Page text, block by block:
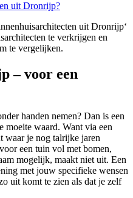
uit Dronrijp?
uit Dronrijp‘
te verkrijgen en
te vergelijken.
– voor een
handen nemen? Dan is een
moeite waard. Want via een
waar je nog talrijke jaren
een tuin vol met bomen,
mogelijk, maakt niet uit. Een
met jouw specifieke wensen
uit komt te zien als dat je zelf